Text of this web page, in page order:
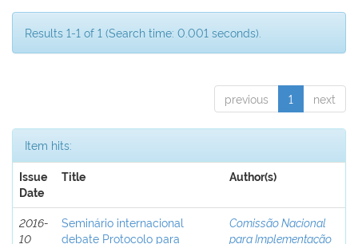
Results 1-1 of 1 (Search time: 0.001 seconds).
previous 1 next
Item hits:
Issue
Date
Title Author(s)
2016-
10
Seminário internacional
debate Protocolo para
Comissão Nacional
para Implementação